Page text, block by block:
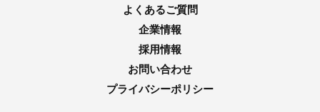
よくあるご質問
企業情報
採用情報
お問い合わせ
プライバシーポリシー